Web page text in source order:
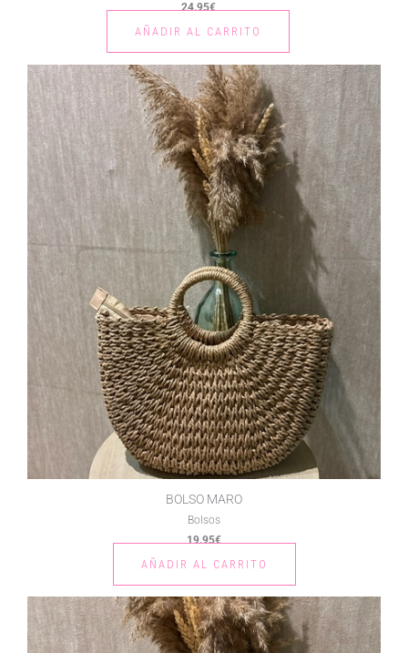
24.95€
AÑADIR AL CARRITO
BOLSO MARO
Bolsos
19.95€
AÑADIR AL CARRITO